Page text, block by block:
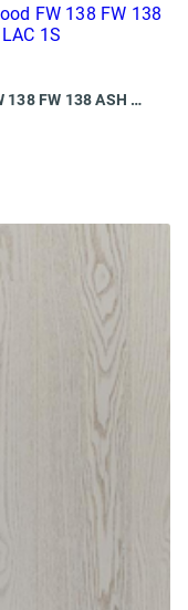
FW 138 Паркетная доска Floorwood FW 138 FW 138 ASH Madison PREMIUM gray MATT LAC 1S (1800x138x14 мм)